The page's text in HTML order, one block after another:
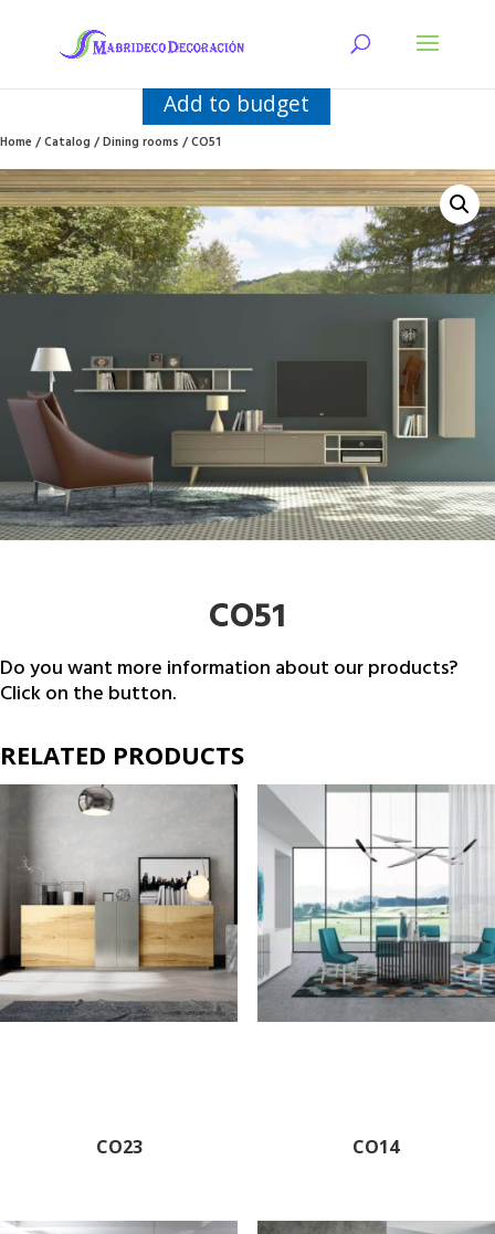
Add to budget
Home/Catalog/Dining rooms/ CO51
CO51
Do you want more information about our products?
Click on the button.
RELATED PRODUCTS
CO23 CO14